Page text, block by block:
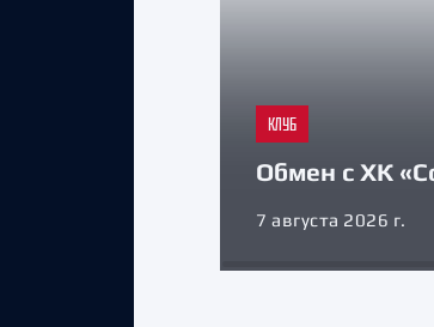
КЛУБ
Обмен с ХК
7 августа 2026 г.